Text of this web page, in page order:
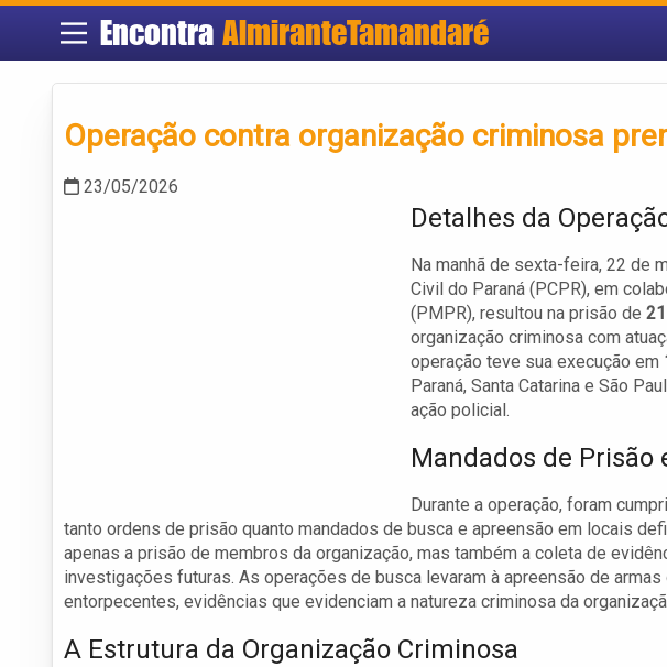
Encontra AlmiranteTamandaré
Operação contra organização criminosa
23/05/2026
Detalhes da
Na manhã de sexta-feira, 22 de
Civil do Paraná (PCPR), em
(PMPR), resultou na prisão de
organização criminosa com
operação teve sua execução em
Paraná, Santa Catarina e São
ação policial.
Mandados de Prisão
Durante a operação, foram
tanto ordens de prisão quanto mandados de busca e apreensão em locais
apenas a prisão de membros da organização, mas também a coleta de
investigações futuras. As operações de busca levaram à apreensão de
entorpecentes, evidências que evidenciam a natureza criminosa da
A Estrutura da Organização Criminosa